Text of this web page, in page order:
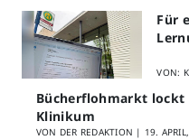
Für
VON:
Bücherflohmarkt lockt
Klinikum
VON DER REDAKTION | 19.